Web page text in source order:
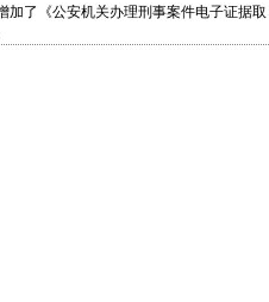
加了《公安机关办理刑事案件电子证据取